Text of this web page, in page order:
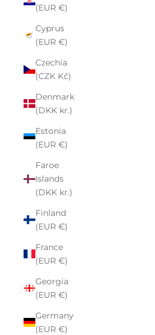
(EUR €)
Cyprus
(EUR €)
Czechia
(CZK Kč)
Denmark
(DKK kr.)
Estonia
(EUR €)
Faroe
Islands
(DKK kr.)
Finland
(EUR €)
France
(EUR €)
Georgia
(EUR €)
Germany
(EUR €)